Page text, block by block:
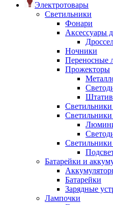
Электротовары
Светильники
Фонари
Аксессуары
Ночники
Переносные
Прожекторы
Светильники
Батарейки и
Батарейки
Зарядные
Лампочки